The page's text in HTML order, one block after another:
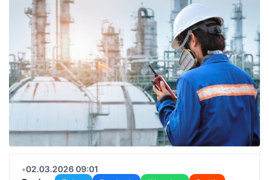
•02.03.2026 09:01